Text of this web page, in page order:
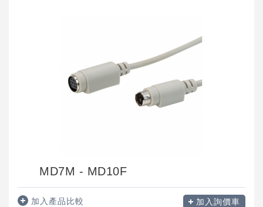
MD7M - MD10F
加入產品比較 加入詢價車